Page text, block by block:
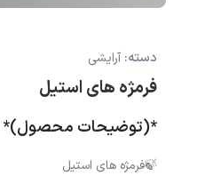
دسته: آرایشی
فرمژه های استیل
*(توضیحات محصول)*
🍃فرمژه های استیل